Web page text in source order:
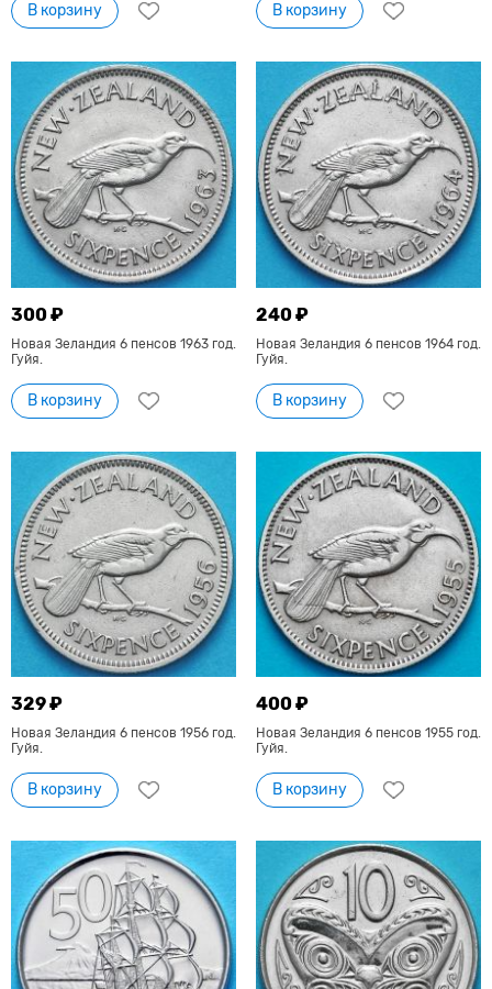
В корзину В корзину
300 ₽
Новая Зеландия 6 пенсов 1963 год.
Гуйя.
В корзину
240 ₽
Новая Зеландия 6 пенсов 1964 год.
Гуйя.
В корзину
329 ₽
Новая Зеландия 6 пенсов 1956 год.
Гуйя.
В корзину
400 ₽
Новая Зеландия 6 пенсов 1955 год.
Гуйя.
В корзину